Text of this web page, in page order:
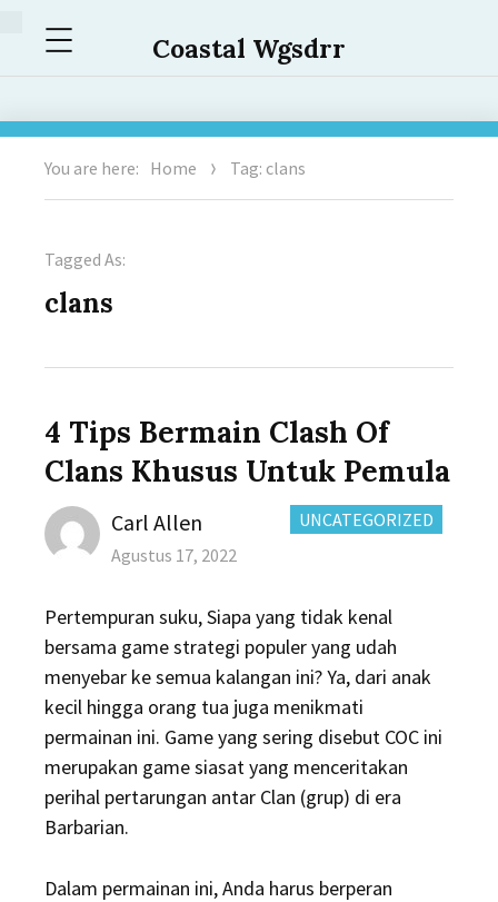
Coastal Wgsdrr
You are here: Home Tag: clans
Tagged As:
clans
4 Tips Bermain Clash Of
Clans Khusus Untuk Pemula
CATEGORIES:
UNCATEGORIZED
Author
Carl Allen
Posted
Agustus 17, 2022
Pertempuran suku, Siapa yang tidak kenal
bersama game strategi populer yang udah
menyebar ke semua kalangan ini? Ya, dari anak
kecil hingga orang tua juga menikmati
permainan ini. Game yang sering disebut COC ini
merupakan game siasat yang menceritakan
perihal pertarungan antar Clan (grup) di era
Barbarian.
Dalam permainan ini, Anda harus berperan